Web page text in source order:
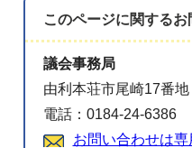
このページに関するお
議会事務局
由利本荘市尾崎17番地
電話：0184-24-6386
お問い合わせは専